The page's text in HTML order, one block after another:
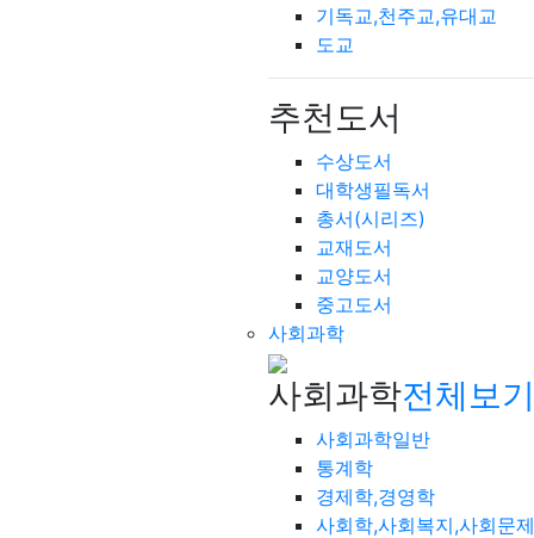
기독교,천주교,유대교
도교
추천도서
수상도서
대학생필독서
총서(시리즈)
교재도서
교양도서
중고도서
사회과학
사회과학전체보
사회과학일반
통계학
경제학,경영학
사회학,사회복지,사회문제